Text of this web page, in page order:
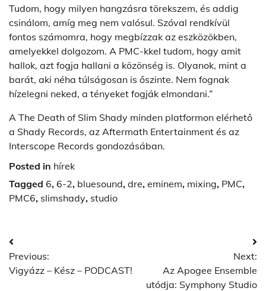
Tudom, hogy milyen hangzásra törekszem, és addig
csinálom, amíg meg nem valósul. Szóval rendkívül
fontos számomra, hogy megbízzak az eszközökben,
amelyekkel dolgozom. A PMC-kkel tudom, hogy amit
hallok, azt fogja hallani a közönség is. Olyanok, mint a
barát, aki néha túlságosan is őszinte. Nem fognak
hízelegni neked, a tényeket fogják elmondani.”
A The Death of Slim Shady minden platformon elérhető
a Shady Records, az Aftermath Entertainment és az
Interscope Records gondozásában.
Posted in hírek
Tagged 6, 6-2, bluesound, dre, eminem, mixing, PMC,
PMC6, slimshady, studio
Post
navigation
Previous:
Vigyázz – Kész – PODCAST!
Next:
Az Apogee Ensemble
utódja: Symphony Studio